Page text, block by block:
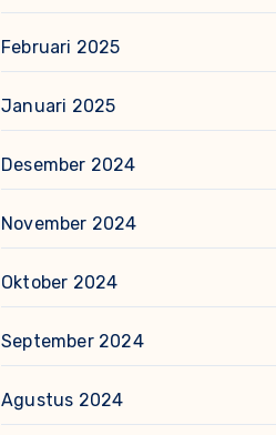
Februari 2025
Januari 2025
Desember 2024
November 2024
Oktober 2024
September 2024
Agustus 2024